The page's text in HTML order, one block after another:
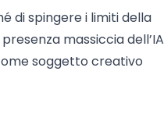
di spingere i limiti della
massiccia dell’IA
soggetto creativo